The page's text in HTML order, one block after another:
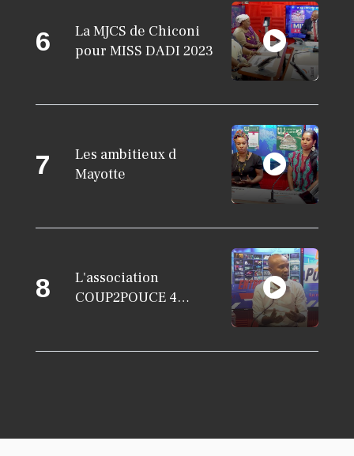
Mr Zoubert PARLONS DES
SHILINDROU ZAMANI
Paelons de la valeur du cocotier
6
La MJCS de Chiconi
pour MISS DADI 2023
7
Les ambitieux d
Mayotte
8
L'association
COUP2POUCE 4